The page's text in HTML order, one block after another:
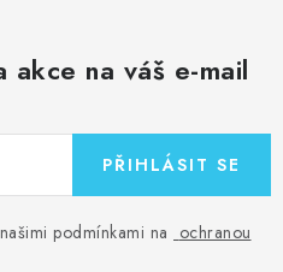
na váš e-mail
podmínkami na ochranou
PŘIHLÁSIT SE